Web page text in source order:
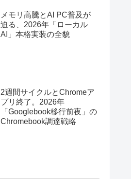
メモリ高騰とAI PC普及が
迫る、2026年「ローカル
AI」本格実装の全貌
2週間サイクルとChromeア
プリ終了。2026年
「Googlebook移行前夜」の
Chromebook調達戦略